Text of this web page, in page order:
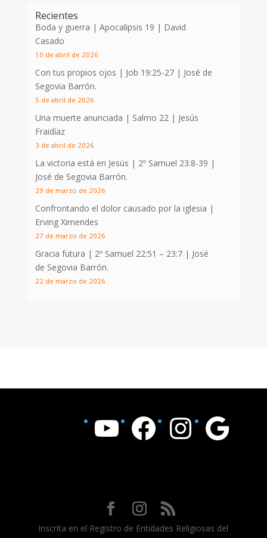
Recientes
Boda y guerra | Apocalipsis 19 | David
Casado
10 de abril de 2026
Con tus propios ojos | Job 19:25-27| José de
Segovia Barrón.
5 de abril de 2026
Una muerte anunciada | Salmo 22| Jesús
Fraidíaz
3 de abril de 2026
La victoria está en Jesús | 2º Samuel 23:8-39 |
José de Segovia Barrón.
29 de marzo de 2026
Confrontando el dolor causado por la iglesia |
Erving Ximendes
27 de marzo de 2026
Gracia futura | 2º Samuel 22:51 – 23:7| José
de Segovia Barrón.
22 de marzo de 2026
YouTube Facebook Instagram Google
Inscrita en el Registro de Entidades Religiosas del